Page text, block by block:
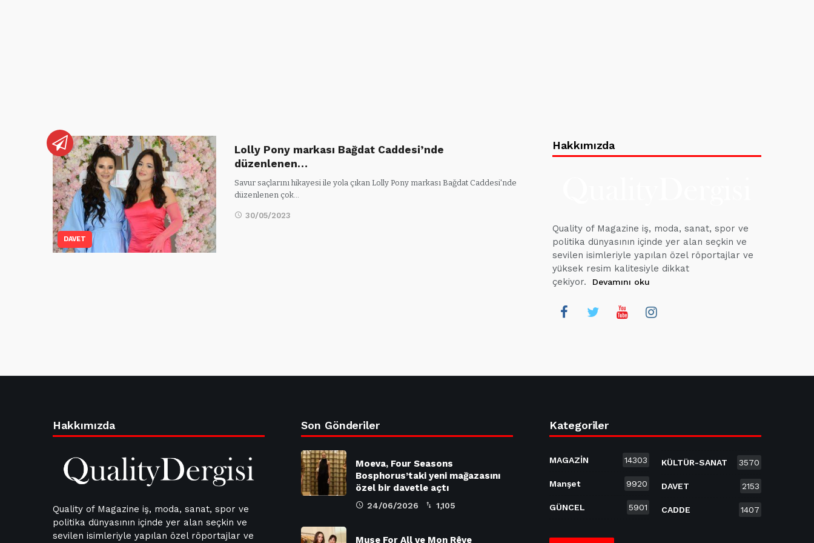
DAVET
Lolly Pony markası Bağdat Caddesi’nde
düzenlenen…
Savur saçlarını hikayesi ile yola çıkan Lolly Pony markası Bağdat Caddesi'nde
düzenlenen çok…
30/05/2023
Hakkımızda
Quality of Magazine iş, moda, sanat, spor ve
politika dünyasının içinde yer alan seçkin ve
sevilen isimleriyle yapılan özel röportajlar ve
yüksek resim kalitesiyle dikkat
çekiyor.
Devamını oku
Hakkımızda
Quality of Magazine iş, moda, sanat, spor ve
politika dünyasının içinde yer alan seçkin ve
sevilen isimleriyle yapılan özel röportajlar ve
Son Gönderiler
Moeva, Four Seasons
Bosphorus’taki yeni mağazasını
özel bir davetle açtı
24/06/2026 1,105
Muse For All ve Mon Rêve
Kategoriler
MAGAZİN 14303
Manşet 9920
GÜNCEL 5901
KÜLTÜR-SANAT 3570
DAVET 2153
CADDE 1407